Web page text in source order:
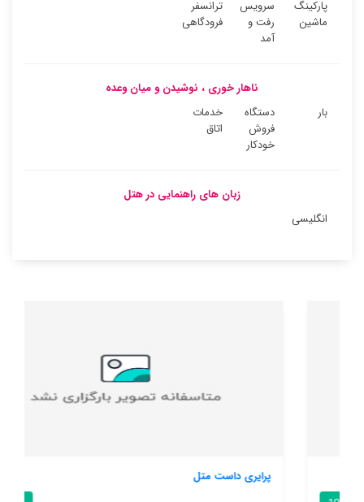
پارکینگ
ماشین
سرویس
رفت و
آمد
ترانسفر
فرودگاهی
ناهار خوری ، نوشیدن و میان وعده
بار
دستگاه
فروش
خودکار
خدمات
اتاق
زبان های راهنمایی در هتل
انگلیسی
پرایری داست متل